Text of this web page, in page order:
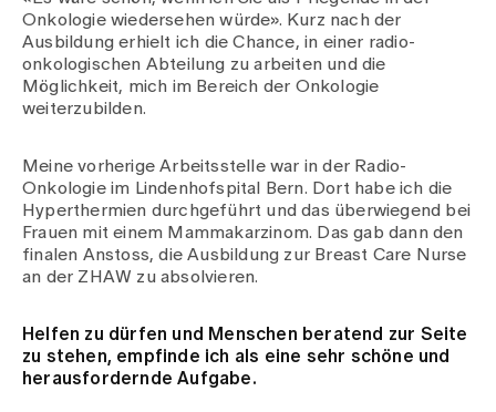
Onkologie wiedersehen würde». Kurz nach der
Ausbildung erhielt ich die Chance, in einer radio-
onkologischen Abteilung zu arbeiten und die
Möglichkeit, mich im Bereich der Onkologie
weiterzubilden.
Meine vorherige Arbeitsstelle war in der Radio-
Onkologie im Lindenhofspital Bern. Dort habe ich die
Hyperthermien durchgeführt und das überwiegend bei
Frauen mit einem Mammakarzinom. Das gab dann den
finalen Anstoss, die Ausbildung zur Breast Care Nurse
an der ZHAW zu absolvieren.
Helfen zu dürfen und Menschen beratend zur Seite
zu stehen, empfinde ich als eine sehr schöne und
herausfordernde Aufgabe.